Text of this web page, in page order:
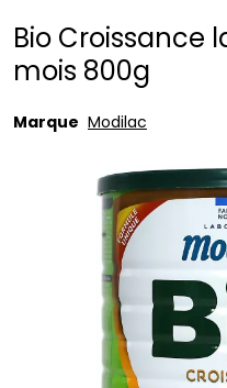
Bio Croissance
mois 800g
Marque Modilac